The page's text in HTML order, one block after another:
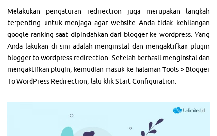
Melakukan pengaturan redirection juga merupakan langkah
terpenting untuk menjaga agar website Anda tidak kehilangan
google ranking saat dipindahkan dari blogger ke wordpress. Yang
Anda lakukan di sini adalah menginstal dan mengaktifkan plugin
blogger to wordpress redirection. Setelah berhasil menginstal dan
mengaktifkan plugin, kemudian masuk ke halaman Tools > Blogger
To WordPress Redirection, lalu klik Start Configuration.